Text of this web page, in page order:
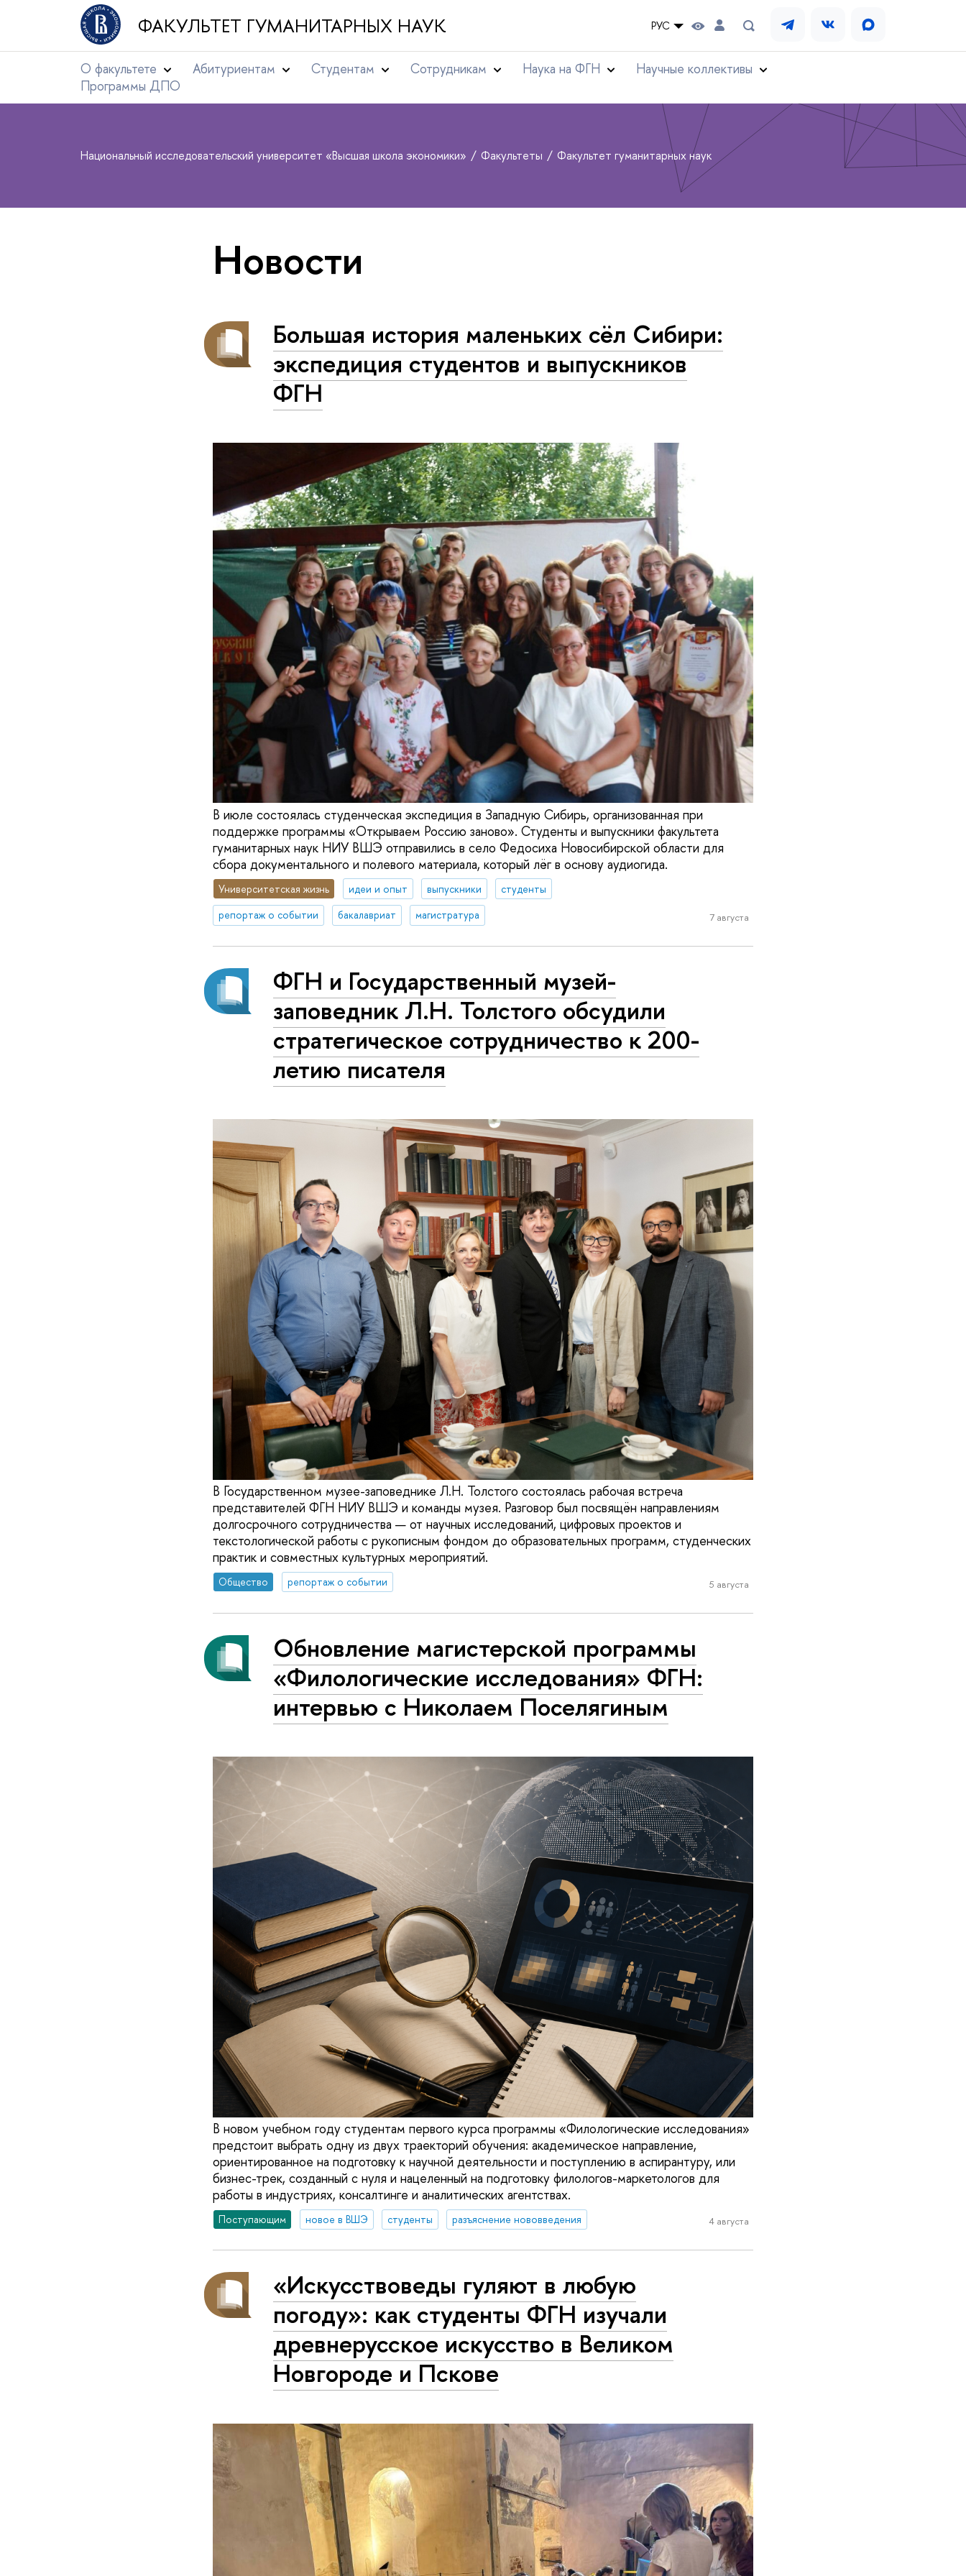
ФАКУЛЬТЕТ ГУМАНИТАРНЫХ НАУК РУС
О факультете Абитуриентам Студентам Сотрудникам Наука на ФГН
Научные коллективы
Программы ДПО
Национальный исследовательский университет «Высшая школа экономики» Факультеты Факультет гуманитарных наук
Новости
Большая история маленьких сёл Сибири:
экспедиция студентов и выпускников
ФГН
В июле состоялась студенческая экспедиция в Западную Сибирь, организованная при
поддержке программы «Открываем Россию заново». Студенты и выпускники факультета
гуманитарных наук НИУ ВШЭ отправились в село Федосиха Новосибирской области для
сбора документального и полевого материала, который лёг в основу аудиогида.
Университетская жизнь идеи и опыт выпускники
студенты
репортаж о событии
бакалавриат магистратура 7 августа
ФГН и Государственный музей-
заповедник Л.Н. Толстого обсудили
стратегическое сотрудничество к 200-
летию писателя
В Государственном музее-заповеднике Л.Н. Толстого состоялась рабочая встреча
представителей ФГН НИУ ВШЭ и команды музея. Разговор был посвящён направлениям
долгосрочного сотрудничества — от научных исследований, цифровых проектов и
текстологической работы с рукописным фондом до образовательных программ, студенческих
практик и совместных культурных мероприятий.
Общество репортаж о событии 5 августа
Обновление магистерской программы
«Филологические исследования» ФГН:
интервью с Николаем Поселягиным
В новом учебном году студентам первого курса программы «Филологические исследования»
предстоит выбрать одну из двух траекторий обучения: академическое направление,
ориентированное на подготовку к научной деятельности и поступлению в аспирантуру, или
бизнес-трек, созданный с нуля и нацеленный на подготовку филологов-маркетологов для
работы в индустриях, консалтинге и аналитических агентствах.
Поступающим новое в ВШЭ студенты разъяснение нововведения 4 августа
«Искусствоведы гуляют в любую
погоду»: как студенты ФГН изучали
древнерусское искусство в Великом
Новгороде и Пскове